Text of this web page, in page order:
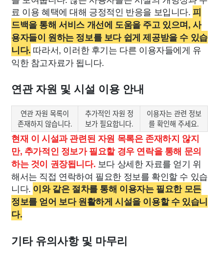
료 이용 혜택에 대해 긍정적인 반응을 보입니다. 피
드백을 통해 서비스 개선에 도움을 주고 있으며, 사
용자들이 원하는 정보를 보다 쉽게 제공받을 수 있습
니다. 따라서, 이러한 후기는 다른 이용자들에게 유
익한 참고자료가 됩니다.
연관 자원 및 시설 이용 안내
연관 자원 목록이
존재하지 않습니다.
추가적인 자원 정
보가 필요합니다.
이용자는 관련 정보
를 확인해 주세요.
현재 이 시설과 관련된 자원 목록은 존재하지 않지
만, 추가적인 정보가 필요할 경우 연락을 통해 문의
하는 것이 권장됩니다. 보다 상세한 자료를 얻기 위
해서는 직접 연락하여 필요한 정보를 확인할 수 있습
니다. 이와 같은 절차를 통해 이용자는 필요한 모든
정보를 얻어 보다 원활하게 시설을 이용할 수 있습니
다.
기타 유의사항 및 마무리